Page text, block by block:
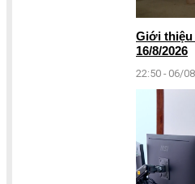
Giới thiệu
16/8/2026
22:50 - 06/